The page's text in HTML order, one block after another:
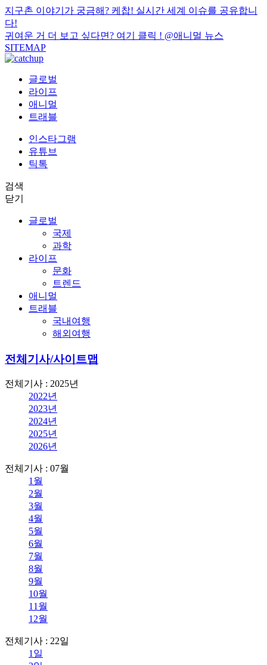
지구촌 이야기가 궁금해? 케찹! 실시간 세계 이슈를 공유합니
다!
귀여운 거 더 보고 싶다면? 여기 클릭 ! @애니멀 뉴스
SITEMAP
글로벌
라이프
애니멀
트래블
인스타그램
유튜브
틱톡
검색
닫기
글로벌
국제
과학
라이프
문화
트렌드
애니멀
트래블
국내여행
해외여행
전체기사/사이트맵
전체기사 : 2025년
2022년
2023년
2024년
2025년
2026년
전체기사 : 07월
1월
2월
3월
4월
5월
6월
7월
8월
9월
10월
11월
12월
전체기사 : 22일
1일